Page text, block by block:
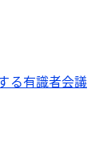
る有識者会議